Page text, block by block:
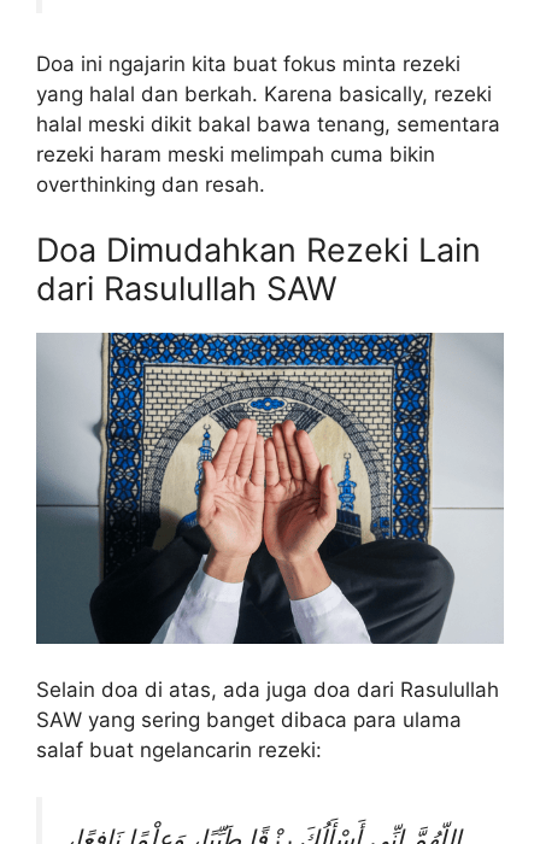
Doa ini ngajarin kita buat fokus minta rezeki
yang halal dan berkah. Karena basically, rezeki
halal meski dikit bakal bawa tenang, sementara
rezeki haram meski melimpah cuma bikin
overthinking dan resah.
Doa Dimudahkan Rezeki Lain
dari Rasulullah SAW
Selain doa di atas, ada juga doa dari Rasulullah
SAW yang sering banget dibaca para ulama
salaf buat ngelancarin rezeki: